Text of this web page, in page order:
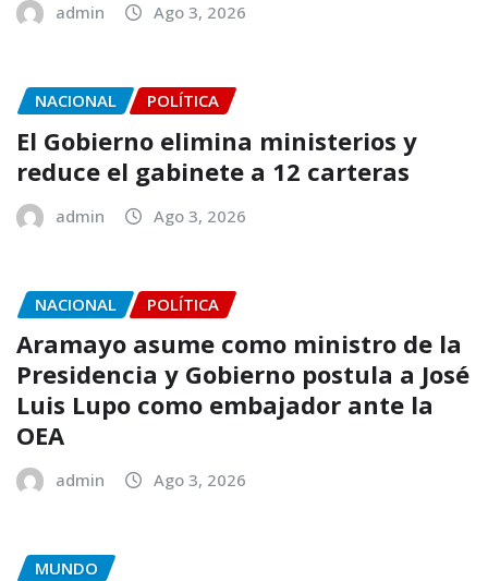
admin Ago 3, 2026
NACIONAL POLÍTICA
El Gobierno elimina ministerios y
reduce el gabinete a 12 carteras
admin Ago 3, 2026
NACIONAL POLÍTICA
Aramayo asume como ministro de la
Presidencia y Gobierno postula a José
Luis Lupo como embajador ante la
OEA
admin Ago 3, 2026
MUNDO